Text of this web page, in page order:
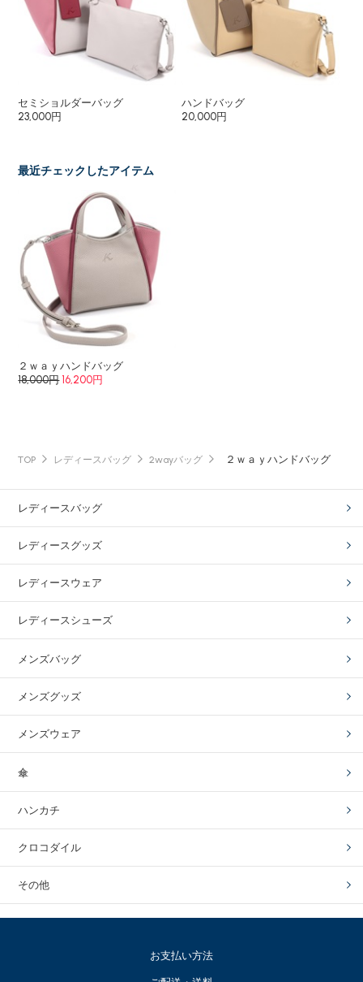
セミショルダーバッグ
23,000円
ハンドバッグ
20,000円
最近チェックしたアイテム
２ｗａｙハンドバッグ
18,000円 16,200円
TOP レディースバッグ 2wayバッグ ２ｗａｙハンドバッグ
レディースバッグ
レディースグッズ
レディースウェア
レディースシューズ
メンズバッグ
メンズグッズ
メンズウェア
傘
ハンカチ
クロコダイル
その他
お支払い方法